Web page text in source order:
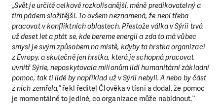
„Svět je určitě celkově rozkolísanější, méně predikovatelný a
tím pádem složitější. To ovšem neznamená, že není třeba
pracovat v konfliktních oblastech. Přestože válka v Sýrii trvá
už deset let a ptát se, kde bereme energii a zda to má vůbec
smysl je svým způsobem na místě, kdyby ta hrstka organizací
z Evropy, a skutečně jen hrstka, která je schopná pracovat
uvnitř Sýrie, neposkytovala milionům lidí humanitární základní
pomoc, tak ti lidé by například už v Sýrii nebyli. A nebo by část
z nich zemřela,“řekl ředitel Člověka v tísni a dodal, že pomoc
je momentálně to jediné, co organizace může nabídnout.¨